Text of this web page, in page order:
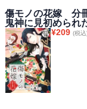
傷モノの花嫁 分
鬼神に見初められ
¥209 (税